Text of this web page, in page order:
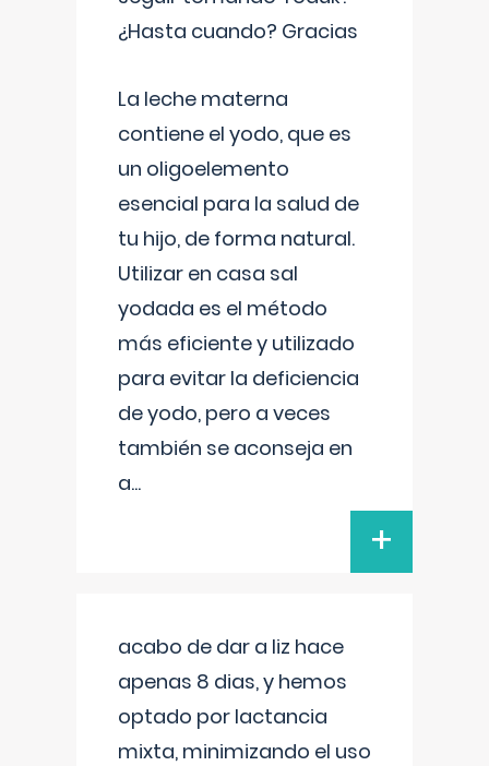
¿Hasta cuando? Gracias
La leche materna
contiene el yodo, que es
un oligoelemento
esencial para la salud de
tu hijo, de forma natural.
Utilizar en casa sal
yodada es el método
más eficiente y utilizado
para evitar la deficiencia
de yodo, pero a veces
también se aconseja en
a...
+
acabo de dar a liz hace
apenas 8 dias, y hemos
optado por lactancia
mixta, minimizando el uso